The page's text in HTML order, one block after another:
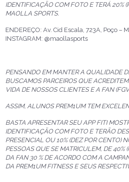
IDENTIFICAÇÃO COM FOTO E TERÁ 20%
MAOLLA SPORTS.
ENDEREÇO: Av. Cid Escala, 723A, Poço –
INSTAGRAM: @maollasports
PENSANDO EM MANTER A QUALIDADE
BUSCAMOS PARCEIROS QUE
VIDA DE NOSSOS CLIENTES E A FAN
ASSIM, ALUNOS PREM1UM TEM
BASTA APRESENTAR SEU APP FITI
IDENTIFICAÇÃO COM FOTO E TERÃO
PRESENCIAL OU 10% (DEZ POR CENTO)
PESSOAS QUE SE MATRICULEM, DE
DA FAN 30 % DE ACORDO COM A
DA PREM1UM FITNESS E SEUS